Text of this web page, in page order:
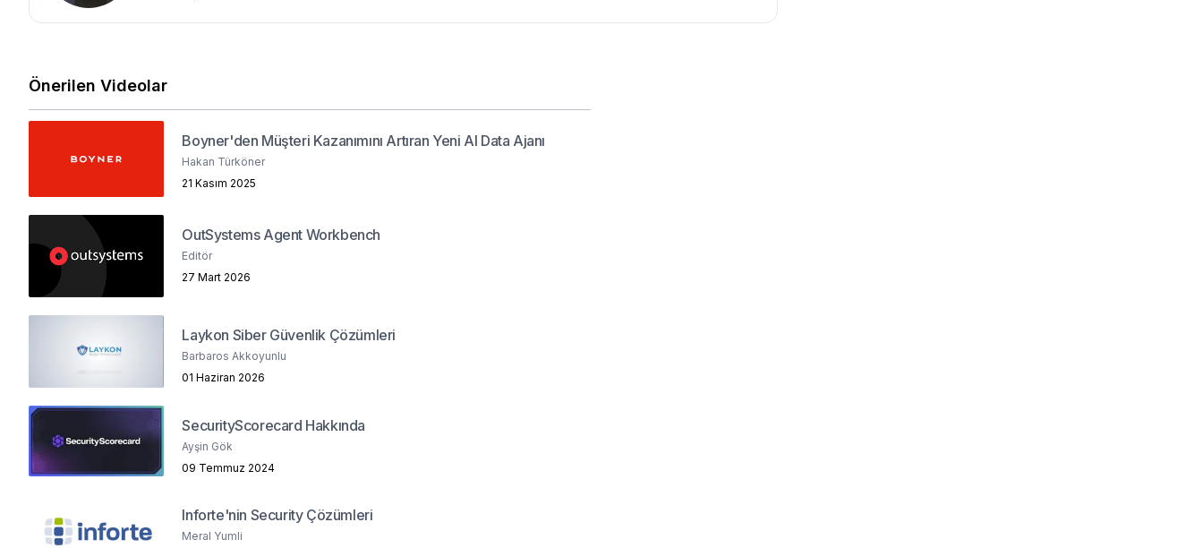
Önerilen Videolar
Boyner'den Müşteri Kazanımını Artıran Yeni AI Data Ajanı
Hakan Türköner
21 Kasım 2025
OutSystems Agent Workbench
Editör
27 Mart 2026
Laykon Siber Güvenlik Çözümleri
Barbaros Akkoyunlu
01 Haziran 2026
SecurityScorecard Hakkında
Ayşin Gök
09 Temmuz 2024
Inforte'nin Security Çözümleri
Meral Yumli